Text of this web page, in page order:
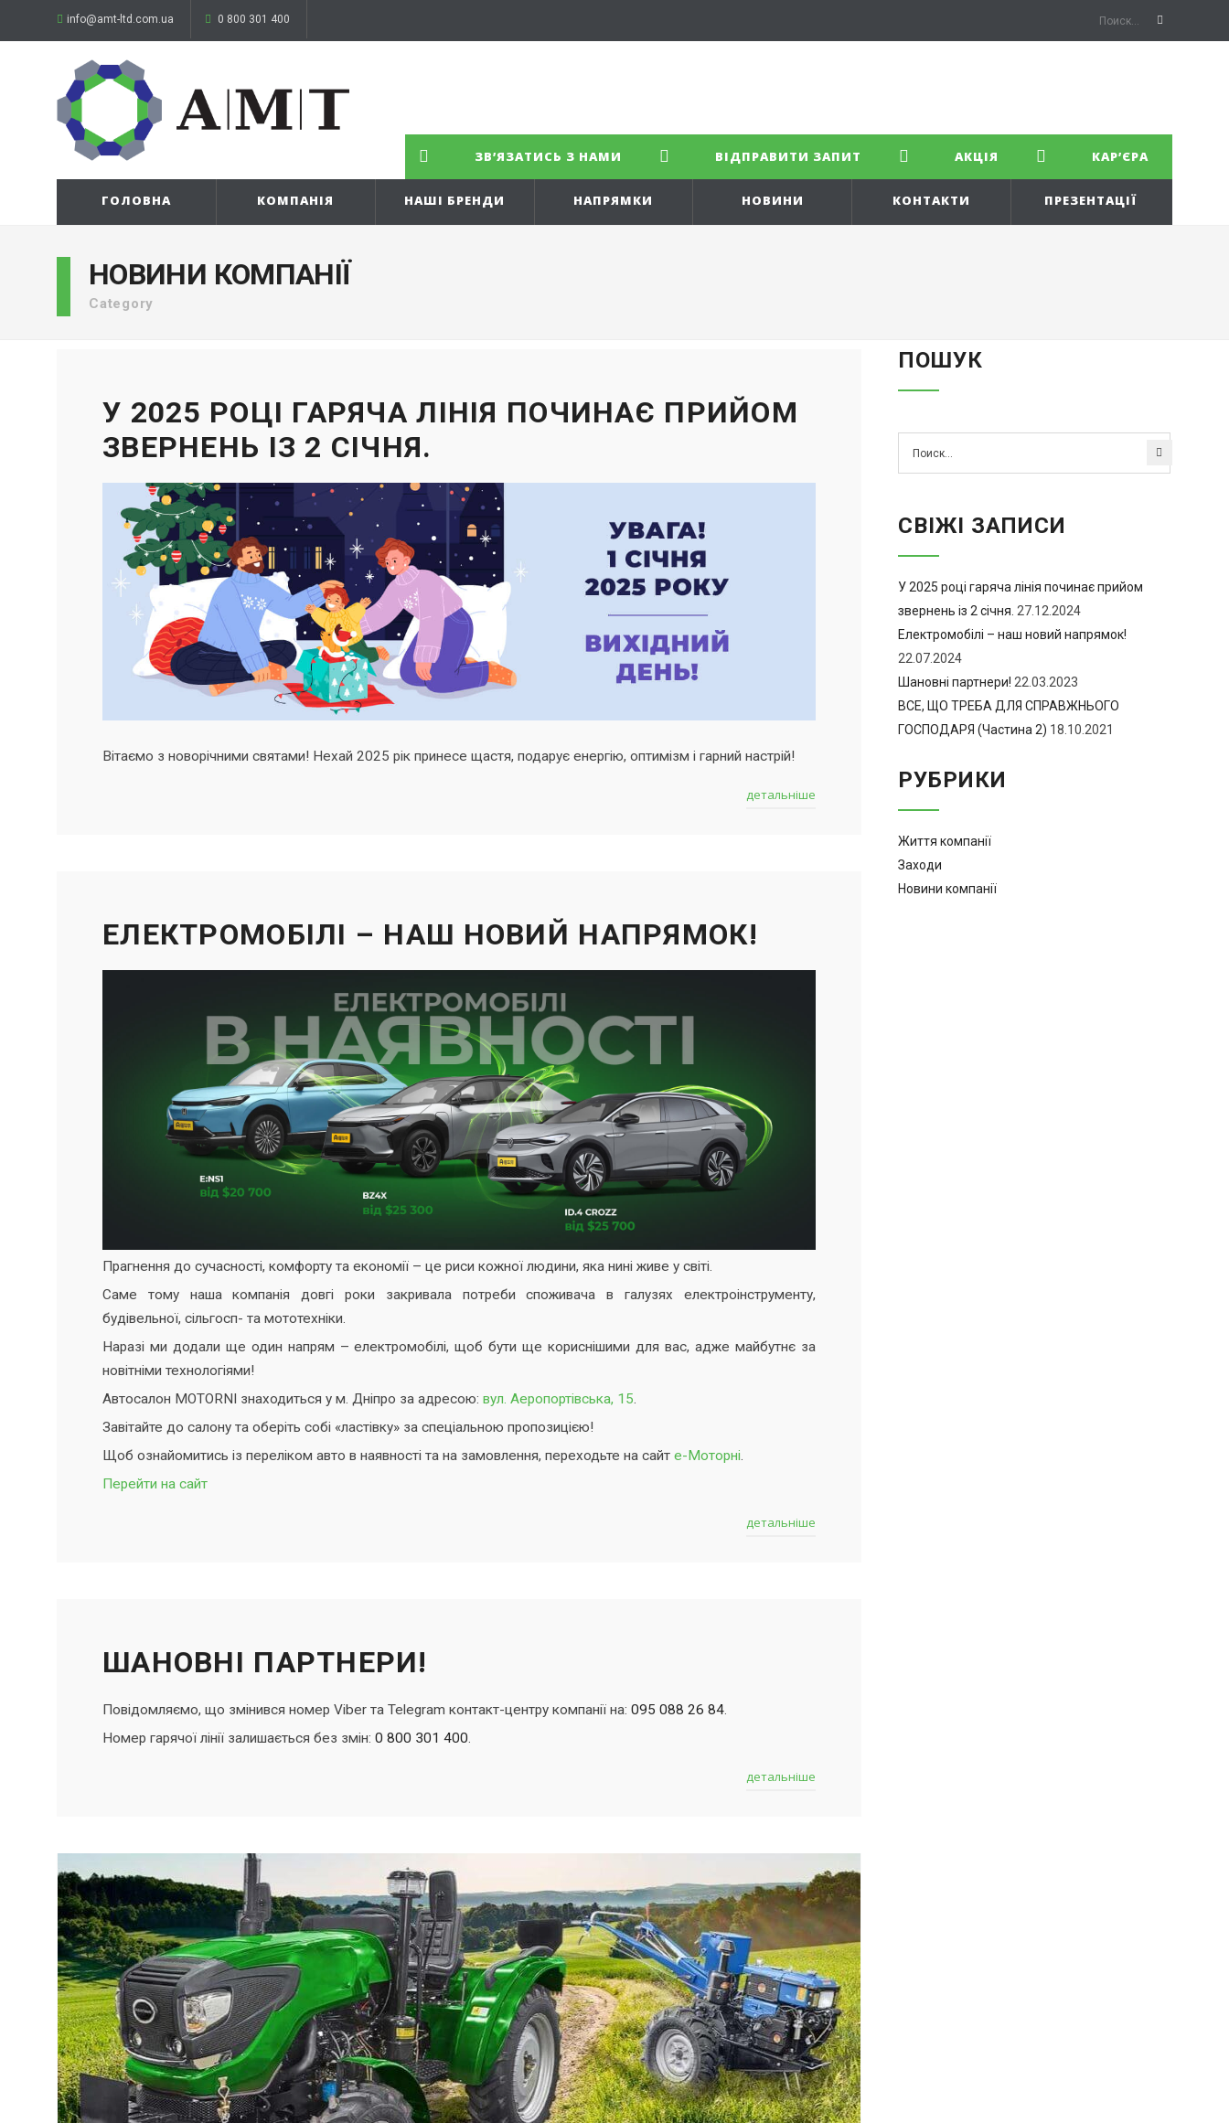
info@amt-ltd.com.ua 0 800 301 400
ЗВ’ЯЗАТИСЬ З НАМИ ВІДПРАВИТИ ЗАПИТ АКЦІЯ КАР’ЄРА
ГОЛОВНА КОМПАНІЯ НАШІ БРЕНДИ НАПРЯМКИ НОВИНИ КОНТАКТИ ПРЕЗЕНТАЦІЇ
НОВИНИ КОМПАНІЇ
Category
У 2025 РОЦІ ГАРЯЧА ЛІНІЯ ПОЧИНАЄ ПРИЙОМ
ЗВЕРНЕНЬ ІЗ 2 СІЧНЯ.
Вітаємо з новорічними святами! Нехай 2025 рік принесе щастя, подарує енергію, оптимізм і гарний настрій!
детальніше
ЕЛЕКТРОМОБІЛІ – НАШ НОВИЙ НАПРЯМОК!
Прагнення до сучасності, комфорту та економії – це риси кожної людини, яка нині живе у світі.
Саме тому наша компанія довгі роки закривала потреби споживача в галузях електроінструменту,
будівельної, сільгосп- та мототехніки.
Наразі ми додали ще один напрям – електромобілі, щоб бути ще кориснішими для вас, адже майбутнє за
новітніми технологіями!
Автосалон MOTORNI знаходиться у м. Дніпро за адресою: вул. Аеропортівська, 15.
Завітайте до салону та оберіть собі «ластівку» за спеціальною пропозицією!
Щоб ознайомитись із переліком авто в наявності та на замовлення, переходьте на сайт е-Моторні.
Перейти на сайт
детальніше
ШАНОВНІ ПАРТНЕРИ!
Повідомляємо, що змінився номер Viber та Telegram контакт-центру компанії на: 095 088 26 84.
Номер гарячої лінії залишається без змін: 0 800 301 400.
детальніше
ПОШУК
СВІЖІ ЗАПИСИ
У 2025 році гаряча лінія починає прийом
звернень із 2 січня. 27.12.2024
Електромобілі – наш новий напрямок!
22.07.2024
Шановні партнери! 22.03.2023
ВСЕ, ЩО ТРЕБА ДЛЯ СПРАВЖНЬОГО
ГОСПОДАРЯ (Частина 2) 18.10.2021
РУБРИКИ
Життя компанії
Заходи
Новини компанії